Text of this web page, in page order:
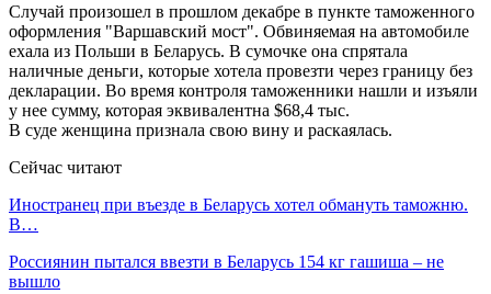
Случай произошел в прошлом декабре в пункте таможенного
оформления "Варшавский мост". Обвиняемая на автомобиле
ехала из Польши в Беларусь. В сумочке она спрятала
наличные деньги, которые хотела провезти через границу без
декларации. Во время контроля таможенники нашли и изъяли
у нее сумму, которая эквивалентна $68,4 тыс.
В суде женщина признала свою вину и раскаялась.
Сейчас читают
Иностранец при въезде в Беларусь хотел обмануть таможню.
В…
Россиянин пытался ввезти в Беларусь 154 кг гашиша – не
вышло